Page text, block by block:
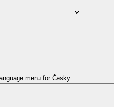
menu for Česky